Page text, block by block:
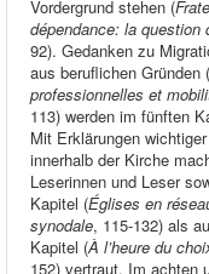
Vordergrund stehen (
dépendance: la question
92). Gedanken zu
aus beruflichen Gründen
professionnelles et
113) werden im fünften
Mit Erklärungen
innerhalb der Kirche
Leserinnen und Leser
Kapitel (Églises en
synodale, 115-132) als
Kapitel (À l’heure du
152) vertraut. Im achten